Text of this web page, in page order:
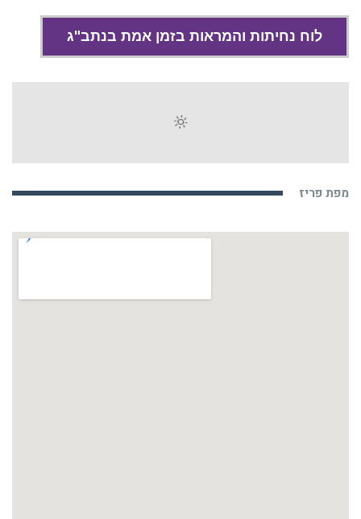
לוח נחיתות והמראות בזמן אמת בנתב"ג
מפת פריז